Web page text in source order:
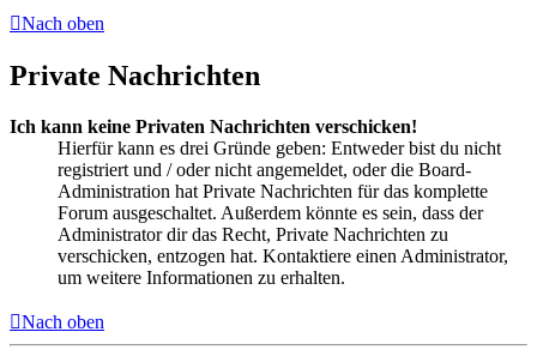
Nach oben
Private Nachrichten
Ich kann keine Privaten Nachrichten verschicken!
Hierfür kann es drei Gründe geben: Entweder bist du nicht
registriert und / oder nicht angemeldet, oder die Board-
Administration hat Private Nachrichten für das komplette
Forum ausgeschaltet. Außerdem könnte es sein, dass der
Administrator dir das Recht, Private Nachrichten zu
verschicken, entzogen hat. Kontaktiere einen Administrator,
um weitere Informationen zu erhalten.
Nach oben